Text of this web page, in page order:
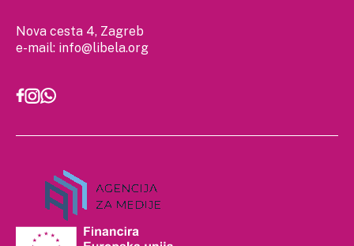
Nova cesta 4, Zagreb
e-mail: info@libela.org